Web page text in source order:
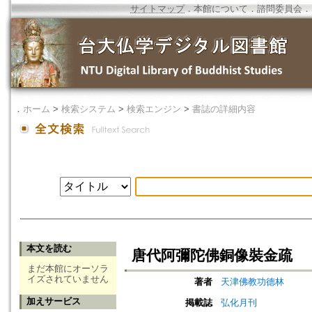
サイトマップ．本館について ． 諮問委員会 ．
． ホーム > 検索システム > 検索エンジン > 書誌の詳細内容
本文を読む
まだ本館にオーソラ
イズされていません
加えサービス
唐代阿彌陀佛銅像裝金疏
著者
天津佛教功德林
掲載誌
弘化月刊